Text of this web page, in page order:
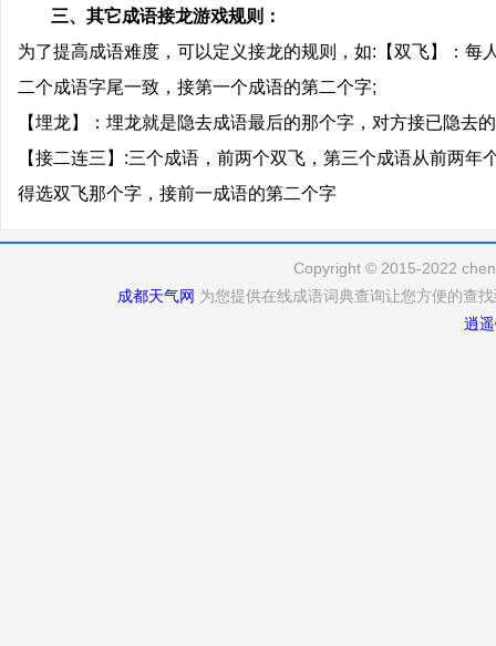
三、其它成语接龙游戏规则：
为了提高成语难度，可以定义接龙的规则，如:【双飞】：每
二个成语字尾一致，接第一个成语的第二个字;
【埋龙】：埋龙就是隐去成语最后的那个字，对方接已隐去
【接二连三】:三个成语，前两个双飞，第三个成语从前两
得选双飞那个字，接前一成语的第二个字
Copyright © 2015-2022
成都天气网 为您提供在线成语词典查询让您方便的查
逍